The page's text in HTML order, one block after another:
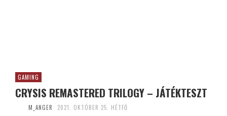
GAMING
CRYSIS REMASTERED TRILOGY – JÁTÉKTESZT
M_ANGER 2021. OKTÓBER 25. HÉTFŐ